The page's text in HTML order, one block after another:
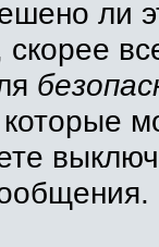
ли
скорее
которые